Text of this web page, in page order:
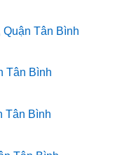
Tân Bình
Tân Bình
Tân Bình